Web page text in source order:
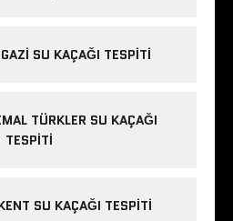
SU KAÇAĞI TESPITI
TÜRKLER SU KAÇAĞI
TESPITI
SU KAÇAĞI TESPITI